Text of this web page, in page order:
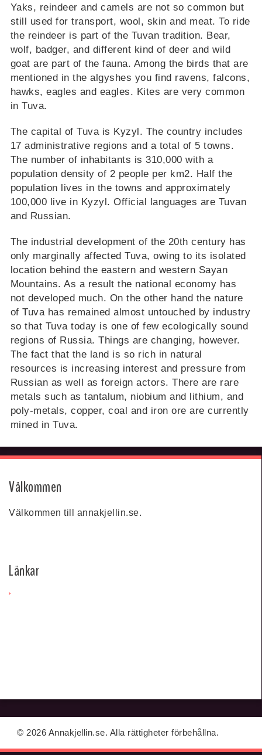
Yaks, reindeer and camels are not so common but
still used for transport, wool, skin and meat. To ride
the reindeer is part of the Tuvan tradition. Bear,
wolf, badger, and different kind of deer and wild
goat are part of the fauna. Among the birds that are
mentioned in the algyshes you find ravens, falcons,
hawks, eagles and eagles. Kites are very common
in Tuva.
The capital of Tuva is Kyzyl. The country includes
17 administrative regions and a total of 5 towns.
The number of inhabitants is 310,000 with a
population density of 2 people per km2. Half the
population lives in the towns and approximately
100,000 live in Kyzyl. Official languages are Tuvan
and Russian.
The industrial development of the 20th century has
only marginally affected Tuva, owing to its isolated
location behind the eastern and western Sayan
Mountains. As a result the national economy has
not developed much. On the other hand the nature
of Tuva has remained almost untouched by industry
so that Tuva today is one of few ecologically sound
regions of Russia. Things are changing, however.
The fact that the land is so rich in natural
resources is increasing interest and pressure from
Russian as well as foreign actors. There are rare
metals such as tantalum, niobium and lithium, and
poly-metals, copper, coal and iron ore are currently
mined in Tuva.
Välkommen
Välkommen till annakjellin.se.
Länkar
© 2026 Annakjellin.se. Alla rättigheter förbehållna.